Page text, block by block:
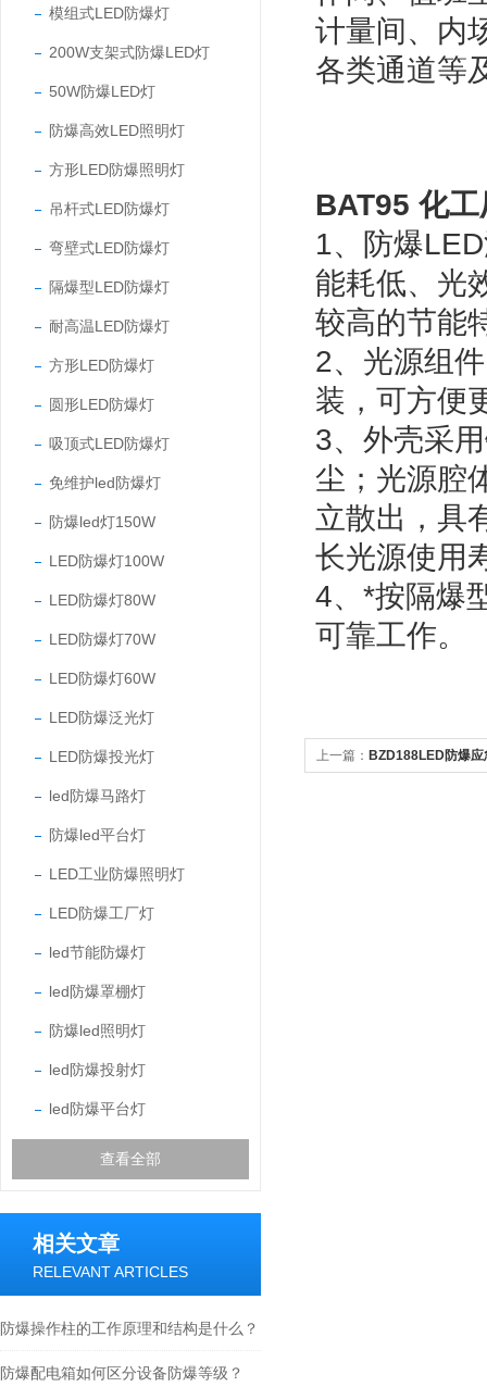
模组式LED防爆灯
200W支架式防爆LED灯
50W防爆LED灯
防爆高效LED照明灯
方形LED防爆照明灯
吊杆式LED防爆灯
弯壁式LED防爆灯
隔爆型LED防爆灯
耐高温LED防爆灯
方形LED防爆灯
圆形LED防爆灯
吸顶式LED防爆灯
免维护led防爆灯
防爆led灯150W
LED防爆灯100W
LED防爆灯80W
LED防爆灯70W
LED防爆灯60W
LED防爆泛光灯
LED防爆投光灯
led防爆马路灯
防爆led平台灯
LED工业防爆照明灯
LED防爆工厂灯
led节能防爆灯
led防爆罩棚灯
防爆led照明灯
led防爆投射灯
led防爆平台灯
查看全部
相关文章
RELEVANT ARTICLES
防爆操作柱的工作原理和结构是什么？
防爆配电箱如何区分设备防爆等级？
计量间、内
各类通道等
BAT95 化
1、防爆
能耗低、光
较高的节能
2、光源组
装，可方便
3、外壳采
尘；光源腔
立散出，具
长光源使用
4、*按隔爆
可靠工作。
上一篇： BZD188LED防爆